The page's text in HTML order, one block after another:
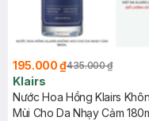
195.000 ₫435.000 ₫
Klairs
Nước Hoa Hồng Klairs
Mùi Cho Da Nhạy Cảm